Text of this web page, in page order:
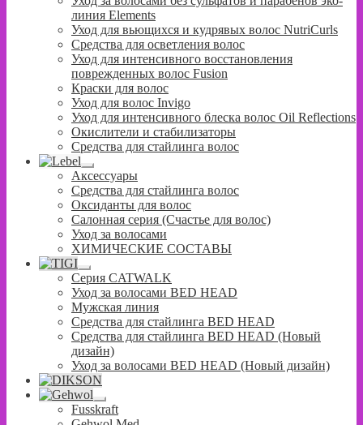
вложенное
меню
линия Elements
Уход для вьющихся и кудрявых волос NutriCurls
Средства для осветления волос
Уход для интенсивного восстановления
поврежденных волос Fusion
Краски для волос
Уход для волос Invigo
Уход для интенсивного блеска волос Oil Reflections
Окислители и стабилизаторы
Средства для стайлинга волос
Развернутое
вложенное
меню
Аксессуары
Средства для стайлинга волос
Оксиданты для волос
Салонная серия (Счастье для волос)
Уход за волосами
ХИМИЧЕСКИЕ СОСТАВЫ
Развернутое
вложенное
меню
Серия CATWALK
Уход за волосами BED HEAD
Мужская линия
Средства для стайлинга BED HEAD
Средства для стайлинга BED HEAD (Новый
дизайн)
Уход за волосами BED HEAD (Новый дизайн)
Развернутое
вложенное
Fusskraft